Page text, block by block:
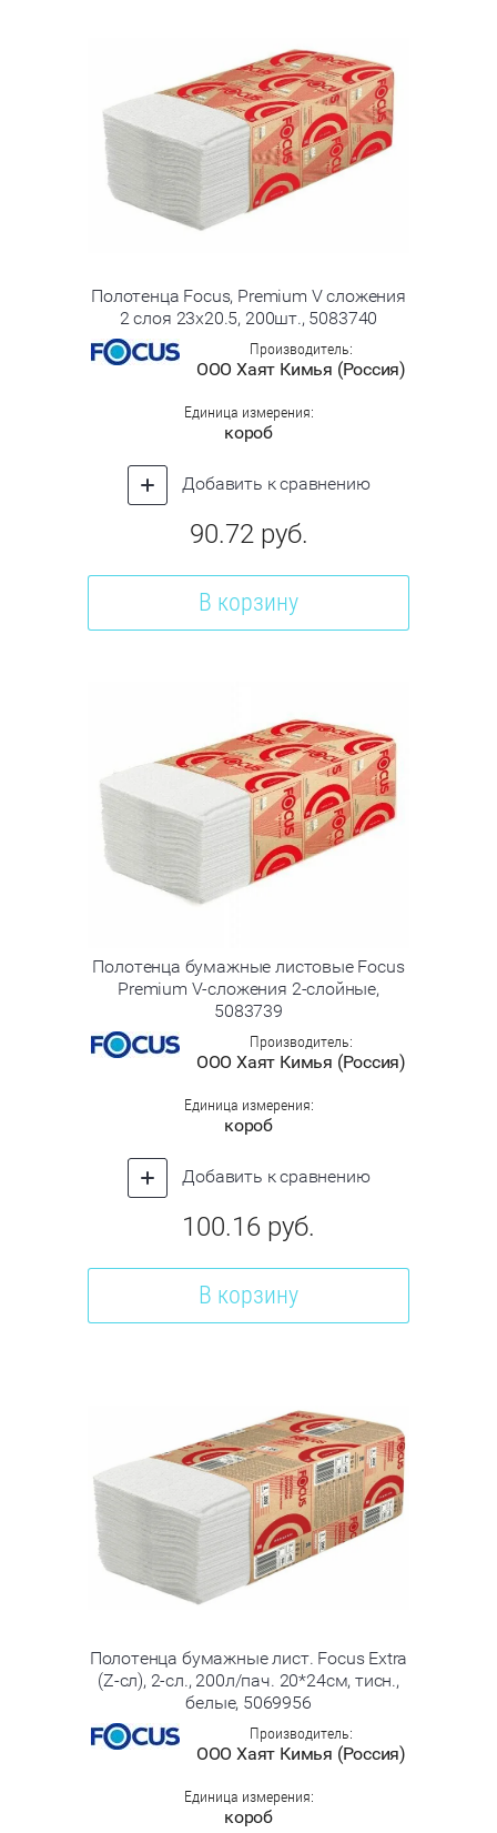
Полотенца Focus, Premium V сложения
2 слоя 23х20.5, 200шт., 5083740
Производитель:
ООО Хаят Кимья (Россия)
Единица измерения:
короб
Добавить к сравнению
90.72руб.
В корзину
Полотенца бумажные листовые Focus
Premium V-сложения 2-слойные,
5083739
Производитель:
ООО Хаят Кимья (Россия)
Единица измерения:
короб
Добавить к сравнению
100.16 руб.
В корзину
Полотенца бумажные лист. Focus Extra
(Z-сл), 2-сл., 200л/пач. 20*24см, тисн.,
белые, 5069956
Производитель:
ООО Хаят Кимья (Россия)
Единица измерения:
короб